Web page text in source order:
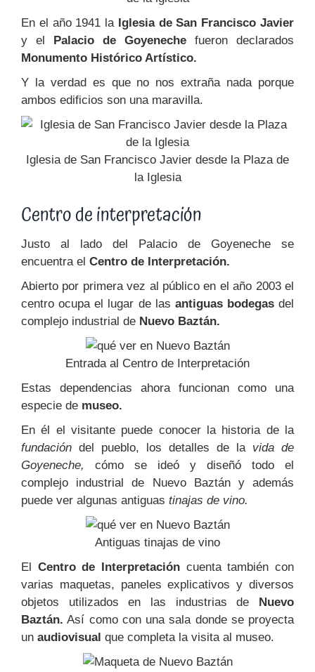
En el año 1941 la Iglesia de San Francisco Javier
y el Palacio de Goyeneche fueron declarados
Monumento Histórico Artístico.
Y la verdad es que no nos extraña nada porque
ambos edificios son una maravilla.
Iglesia de San Francisco Javier desde la Plaza de
la Iglesia
Centro de interpretación
Justo al lado del Palacio de Goyeneche se
encuentra el Centro de Interpretación.
Abierto por primera vez al público en el año 2003 el
centro ocupa el lugar de las antiguas bodegasdel
complejo industrial de Nuevo Baztán.
Entrada al Centro de Interpretación
Estas dependencias ahora funcionan como una
especie de museo.
En él el visitante puede conocer la historia de la
fundación del pueblo, los detalles de lavida de
Goyeneche,
cómo se ideó y diseñó todo el
complejo industrial de Nuevo Baztán y además
puede ver algunas antiguas tinajas de vino.
Antiguas tinajas de vino
El Centro de Interpretación cuenta también con
varias maquetas, paneles explicativos y diversos
objetos utilizados en las industrias de Nuevo
Baztán. Así como con una sala donde se proyecta
un audiovisual que completa la visita al museo.